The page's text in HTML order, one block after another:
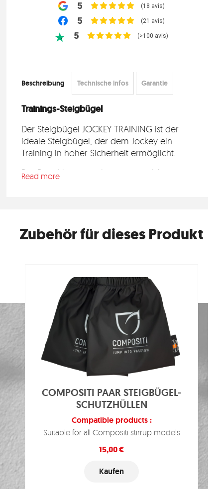
5 (18 avis)
5 (21 avis)
5 (>100 avis)
Beschreibung Technische infos Garantie
Trainings-Steigbügel
Der Steigbügel JOCKEY TRAINING ist der
ideale Steigbügel, der dem Jockey ein
Training in hoher Sicherheit ermöglicht.
Der Bügel hat einen breiten, rutschfesten
Read more
Zubehör für dieses Produkt
COMPOSITI PAAR STEIGBÜGEL-
SCHUTZHÜLLEN
Compatible products :
Suitable for all Compositi stirrup models
Preis
15,00 €
Kaufen